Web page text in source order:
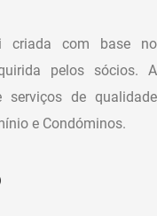
criada com base no
pelos sócios. A
serviços de qualidade
e Condóminos.